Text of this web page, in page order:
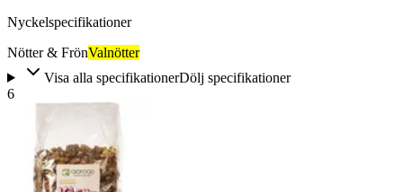
Nyckelspecifikationer
Nötter & FrönValnötter
Visa alla specifikationerDölj specifikationer
6